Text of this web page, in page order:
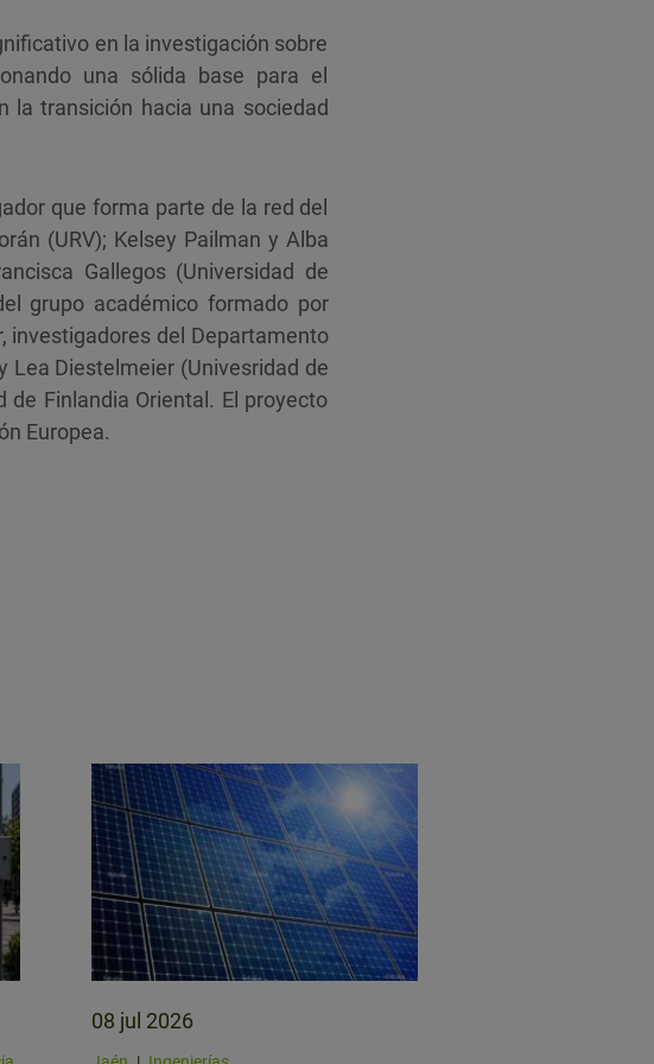
en la investigación sobre
una sólida base para el
la transición hacia una sociedad
que forma parte de la red del
(URV); Kelsey Pailman y Alba
Gallegos (Universidad de
grupo académico formado por
investigadores del Departamento
Lea Diestelmeier (Univesridad de
de Finlandia Oriental. El proyecto
Europea.
08 jul 2026